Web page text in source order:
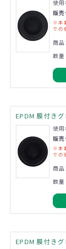
使
販
※本
での
商
数量
EPDM 膜付き
使
販
※本
での
商
数量
EPDM 膜付き